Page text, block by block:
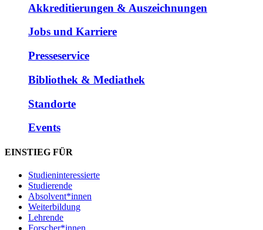
Akkreditierungen & Auszeichnungen
Jobs und Karriere
Presseservice
Bibliothek & Mediathek
Standorte
Events
EINSTIEG FÜR
Studieninteressierte
Studierende
Absolvent*innen
Weiterbildung
Lehrende
Forscher*innen